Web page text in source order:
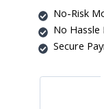
quantity
No-Risk
No Hassle
Secure